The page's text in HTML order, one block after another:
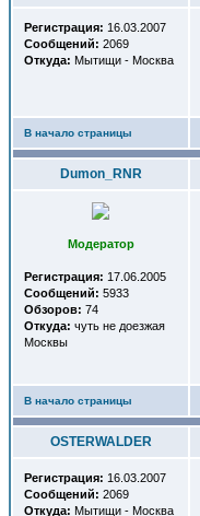
Регистрация: 16.03.2007
Сообщений: 2069
Откуда: Мытищи - Москва
В начало страницы
Dumon_RNR
Модератор
Регистрация: 17.06.2005
Сообщений: 5933
Обзоров: 74
Откуда: чуть не доезжая
Москвы
В начало страницы
OSTERWALDER
Регистрация: 16.03.2007
Сообщений: 2069
Откуда: Мытищи - Москва